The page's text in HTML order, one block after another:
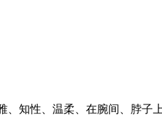
知性、温柔、在腕间、脖